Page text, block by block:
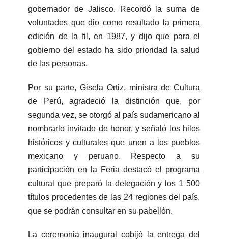
gobernador de Jalisco. Recordó la suma de
voluntades que dio como resultado la primera
edición de la fil, en 1987, y dijo que para el
gobierno del estado ha sido prioridad la salud
de las personas.
Por su parte, Gisela Ortiz, ministra de Cultura
de Perú, agradeció la distinción que, por
segunda vez, se otorgó al país sudamericano al
nombrarlo invitado de honor, y señaló los hilos
históricos y culturales que unen a los pueblos
mexicano y peruano. Respecto a su
participación en la Feria destacó el programa
cultural que preparó la delegación y los 1 500
títulos procedentes de las 24 regiones del país,
que se podrán consultar en su pabellón.
La ceremonia inaugural cobijó la entrega del